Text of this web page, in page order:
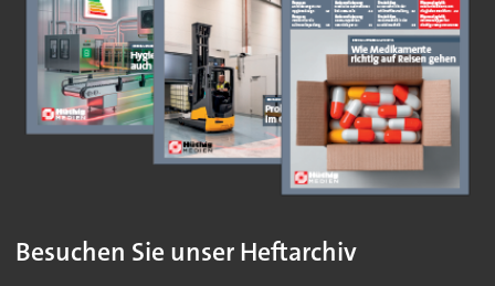
Besuchen Sie unser Heftarchiv